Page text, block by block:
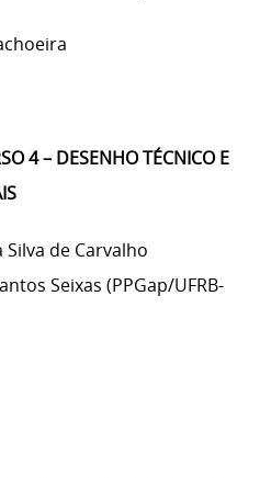
4 – DESENHO TÉCNICO E
de Carvalho
Seixas (PPGap/UFRB-